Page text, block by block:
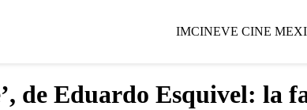
IMCINEVE CINE
de Eduardo Esquivel: la